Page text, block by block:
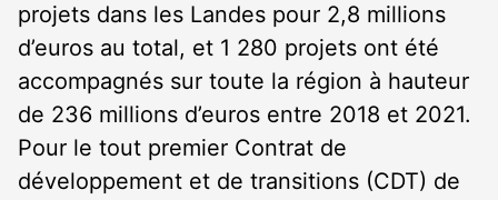
projets dans les Landes pour 2,8 millions
d’euros au total, et 1 280 projets ont été
accompagnés sur toute la région à hauteur
de 236 millions d’euros entre 2018 et 2021.
Pour le tout premier Contrat de
développement et de transitions (CDT) de